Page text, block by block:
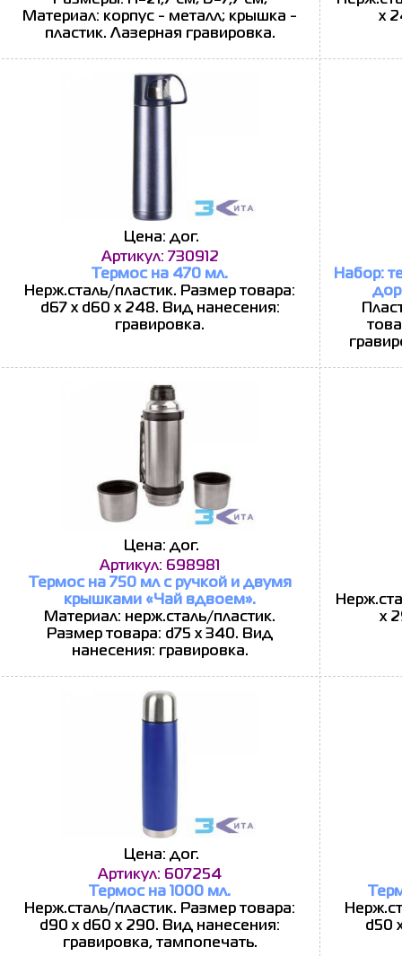
Материал: корпус - металл; крышка -
пластик. Лазерная гравировка.
х
Цена: дог.
Артикул: 730912
Термос на 470 мл.
Нерж.сталь/пластик. Размер товара:
d67 х d60 х 248. Вид нанесения:
гравировка.
Набор:
Цена: дог.
Артикул: 698981
Термос на 750 мл с ручкой и двумя
крышками «Чай вдвоем».
Материал: нерж.сталь/пластик.
Размер товара: d75 х 340. Вид
нанесения: гравировка.
х
Цена: дог.
Артикул: 607254
Термос на 1000 мл.
Нерж.сталь/пластик. Размер товара:
d90 х d60 х 290. Вид нанесения:
гравировка, тампопечать.
d50